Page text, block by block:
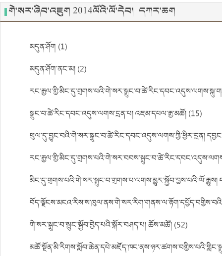
གེ་སར་ཞིབ་འཇུག 2014ལོའི་ལོ་དེབ། དཀར་ཆག
མདུན་ཤོག (1)
མདུན་ཤོག་ནང་མ། (2)
སྒྲུང་བ་ཚེ་རིང་དབང་འདུས་ལགས་དྲན་པ། འཇམ་དཔལ་རྒྱ་མཚོ། (15)
ཕུལ་དུ་བྱུང་བའི་གེ་སར་སྒྲུང་བ་ཚེ་རིང་དབང་འདུས་ལགས་ཀྱི་ཕྱིར་དྲན།
མིང་དུ་གྲགས་པའི་གེ་སར་སྒྲུང་བ་གྲགས་པ་ལགས་མྱུར་སྐྱོབ་བྱས་པའི་ལོ་རྒྱུས།
གེ་སར་སྒྲུང་བ་སྲུང་སྐྱོབ་བྱེད་པའི་སྐོར་བཤད་པ། ཆོས་མཚོ། (52)